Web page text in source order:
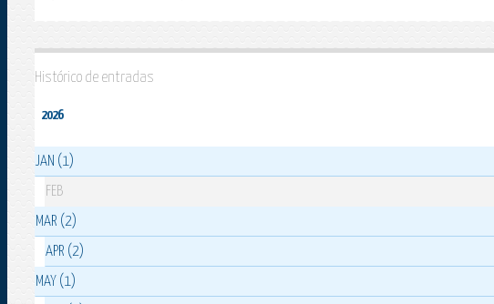
Histórico de entradas
2026
JAN (1)
FEB
MAR (2)
APR (2)
MAY (1)